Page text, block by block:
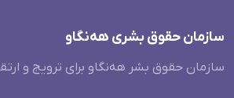
سازمان حقوق بشری هەنگاو
سازمان حقوق بشر هه‌نگاو برای ترویج و